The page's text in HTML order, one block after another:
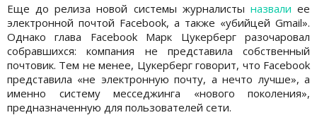
Еще до релиза новой системы журналисты назвали ее
электронной почтой Facebook, а также «убийцей Gmail».
Однако глава Facebook Марк Цукерберг разочаровал
собравшихся: компания не представила собственный
почтовик. Тем не менее, Цукерберг говорит, что Facebook
представила «не электронную почту, а нечто лучше», а
именно систему месседжинга «нового поколения»,
предназначенную для пользователей сети.